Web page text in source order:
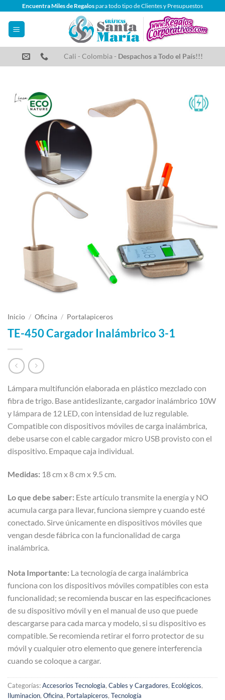
contenido
Encuentra Miles de Regalospara todo tipo de Clientes y Presupuestos
Cali - Colombia - Despachos a Todo el País!!!
Inicio / Oficina / Portalapiceros
TE-450 Cargador Inalámbrico 3-1
Lámpara multifunción elaborada en plástico mezclado con
fibra de trigo. Base antideslizante, cargador inalámbrico 10W
y lámpara de 12 LED, con intensidad de luz regulable.
Compatible con dispositivos móviles de carga inalámbrica,
debe usarse con el cable cargador micro USB provisto con el
dispositivo. Empaque caja individual.
Medidas: 18 cm x 8 cm x 9.5 cm.
Lo que debe saber: Este artículo transmite la energía y NO
acumula carga para llevar, funciona siempre y cuando esté
conectado. Sirve únicamente en dispositivos móviles que
vengan desde fábrica con la funcionalidad de carga
inalámbrica.
Nota Importante: La tecnología de carga inalámbrica
funciona con los dispositivos móviles compatibles con esta
funcionalidad; se recomienda buscar en las especificaciones
de su dispositivo móvil y en el manual de uso que puede
descargarse para cada marca y modelo, si su dispositivo es
compatible. Se recomienda retirar el forro protector de su
móvil y cualquier otro elemento que genere interferencia
cuando se coloque a cargar.
Categorías:Accesorios Tecnologia, Cables y Cargadores, Ecológicos,
Iluminacion, Oficina, Portalapiceros, Tecnología